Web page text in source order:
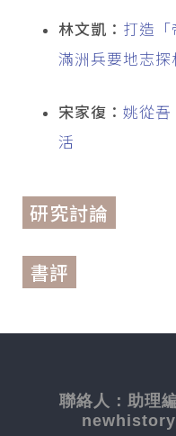
林文凱： 打造
滿洲兵要地志
宋家復： 姚從吾
活
研究討論
書評
聯絡人： 助理